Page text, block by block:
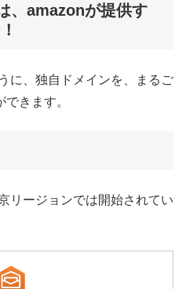
、amazonが提供す
に、独自ドメインを、まるご
きます。
リージョンでは開始されてい